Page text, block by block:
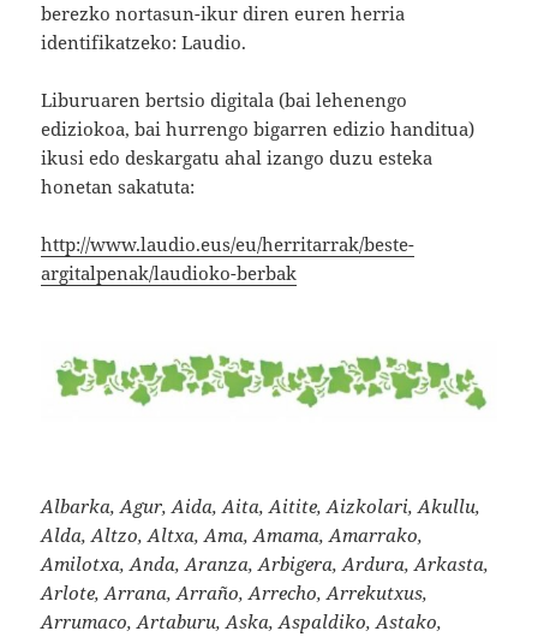
berezko nortasun-ikur diren euren herria
identifikatzeko: Laudio.
Liburuaren bertsio digitala (bai lehenengo
ediziokoa, bai hurrengo bigarren edizio handitua)
ikusi edo deskargatu ahal izango duzu esteka
honetan sakatuta:
http://www.laudio.eus/eu/herritarrak/beste-
argitalpenak/laudioko-berbak
Albarka, Agur, Aida, Aita, Aitite, Aizkolari, Akullu,
Alda, Altzo, Altxa, Ama, Amama, Amarrako,
Amilotxa, Anda, Aranza, Arbigera, Ardura, Arkasta,
Arlote, Arrana, Arraño, Arrecho, Arrekutxus,
Arrumaco, Artaburu, Aska, Aspaldiko, Astako,